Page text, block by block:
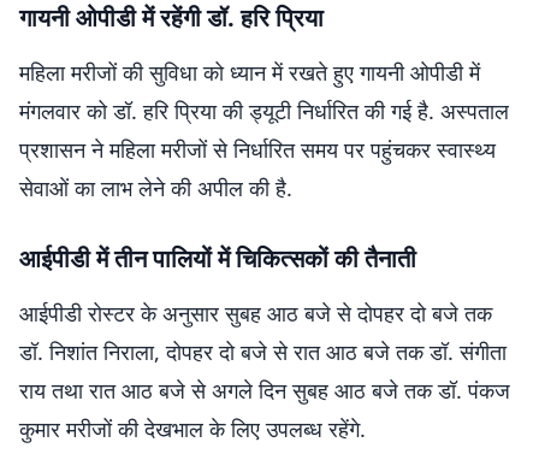
गायनी ओपीडी में रहेंगी डॉ. हरि प्रिया
महिला मरीजों की सुविधा को ध्यान में रखते हुए गायनी ओपीडी में
मंगलवार को डॉ. हरि प्रिया की ड्यूटी निर्धारित की गई है. अस्पताल
प्रशासन ने महिला मरीजों से निर्धारित समय पर पहुंचकर स्वास्थ्य
सेवाओं का लाभ लेने की अपील की है.
आईपीडी में तीन पालियों में चिकित्सकों की तैनाती
आईपीडी रोस्टर के अनुसार सुबह आठ बजे से दोपहर दो बजे तक
डॉ. निशांत निराला, दोपहर दो बजे से रात आठ बजे तक डॉ. संगीता
राय तथा रात आठ बजे से अगले दिन सुबह आठ बजे तक डॉ. पंकज
कुमार मरीजों की देखभाल के लिए उपलब्ध रहेंगे.